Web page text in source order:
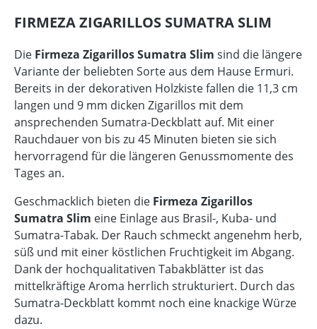
FIRMEZA ZIGARILLOS SUMATRA SLIM
Die Firmeza Zigarillos Sumatra Slim sind die längere
Variante der beliebten Sorte aus dem Hause Ermuri.
Bereits in der dekorativen Holzkiste fallen die 11,3 cm
langen und 9 mm dicken Zigarillos mit dem
ansprechenden Sumatra-Deckblatt auf. Mit einer
Rauchdauer von bis zu 45 Minuten bieten sie sich
hervorragend für die längeren Genussmomente des
Tages an.
Geschmacklich bieten die Firmeza Zigarillos
Sumatra Slim eine Einlage aus Brasil-, Kuba- und
Sumatra-Tabak. Der Rauch schmeckt angenehm herb,
süß und mit einer köstlichen Fruchtigkeit im Abgang.
Dank der hochqualitativen Tabakblätter ist das
mittelkräftige Aroma herrlich strukturiert. Durch das
Sumatra-Deckblatt kommt noch eine knackige Würze
dazu.